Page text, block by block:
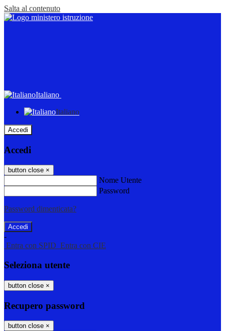
Salta al contenuto
Italiano
Italiano
Accedi
Accedi
button close ×
Nome Utente
Password
Password dimenticata?
-
Entra con SPID Entra con CIE
Seleziona utente
button close ×
Recupero password
button close ×